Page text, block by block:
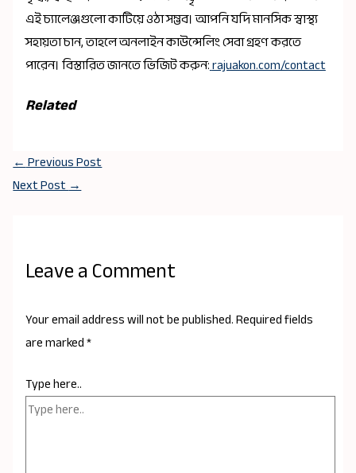
এই চ্যালেঞ্জগুলো কাটিয়ে ওঠা সম্ভব। আপনি যদি মানসিক স্বাস্থ্য
সহায়তা চান, তাহলে অনলাইন কাউন্সেলিং সেবা গ্রহণ করতে
পারেন। বিস্তারিত জানতে ভিজিট করুন:rajuakon.com/contact
Related
←Previous Post
Next Post→
Leave a Comment
Your email address will not be published.Required fields
are marked*
Type here..